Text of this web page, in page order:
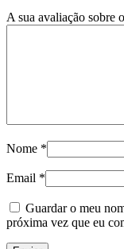
A sua avaliação sobre
Nome *
Email *
Guardar o meu
próxima vez que eu